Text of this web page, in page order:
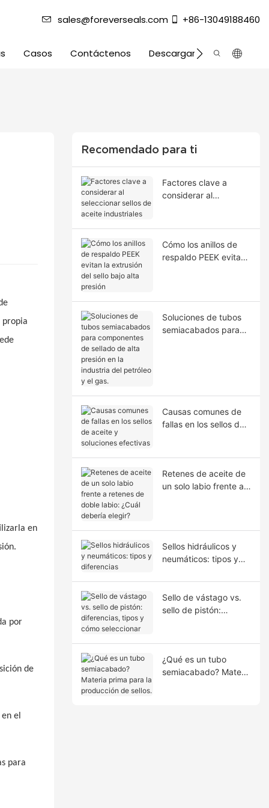
sales@foreverseals.com +86-13049188460
Casos Contáctenos Descargar
propia
en
por
de
el
para
Recomendado para ti
Factores clave a
considerar al
Cómo los anillos de
respaldo PEEK evitan
Soluciones de tubos
semiacabados para
Causas comunes de
fallas en los sellos de
Retenes de aceite de
un solo labio frente a
Sellos hidráulicos y
neumáticos: tipos y
Sello de vástago vs.
sello de pistón:
¿Qué es un tubo
semiacabado? Materia